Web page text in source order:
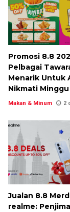
Promosi 8.8
Pelbagai
Menarik Untuk
Nikmati
Makan & Minum 2
Jualan 8.8
realme: